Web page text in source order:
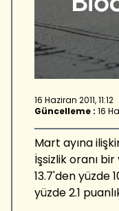
16 Haziran 2011, 11:12
Güncelleme : 16
Mart ayına
İşsizlik oranı
13.7'den yüzde
yüzde 2.1